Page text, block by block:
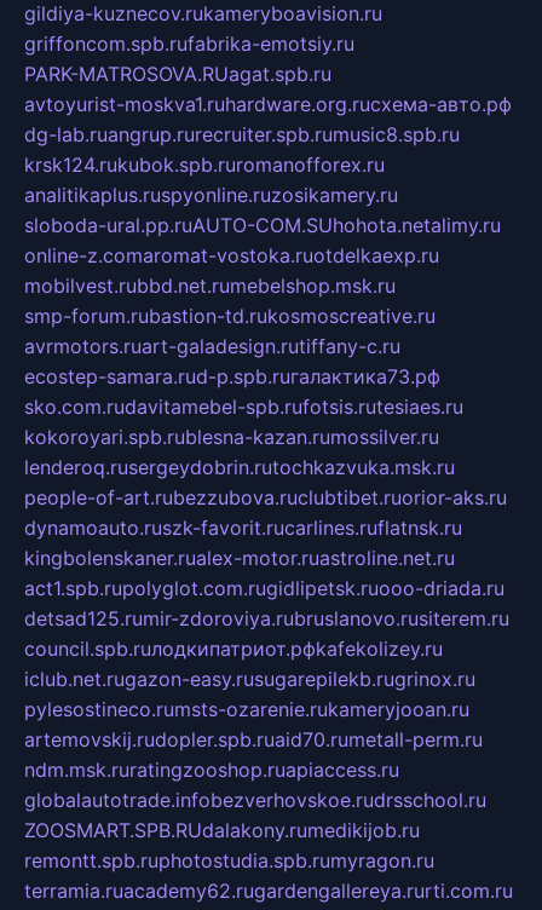
gildiya-kuznecov.rukameryboavision.ru
griffoncom.spb.rufabrika-emotsiy.ru
PARK-MATROSOVA.RUagat.spb.ru
avtoyurist-moskva1.ruhardware.org.ruсхема-авто.рф
dg-lab.ruangrup.rurecruiter.spb.rumusic8.spb.ru
krsk124.rukubok.spb.ruromanofforex.ru
analitikaplus.ruspyonline.ruzosikamery.ru
sloboda-ural.pp.ruAUTO-COM.SUhohota.netalimy.ru
online-z.comaromat-vostoka.ruotdelkaexp.ru
mobilvest.rubbd.net.rumebelshop.msk.ru
smp-forum.rubastion-td.rukosmoscreative.ru
avrmotors.ruart-galadesign.rutiffany-c.ru
ecostep-samara.rud-p.spb.ruгалактика73.рф
sko.com.rudavitamebel-spb.rufotsis.rutesiaes.ru
kokoroyari.spb.rublesna-kazan.rumossilver.ru
lenderoq.rusergeydobrin.rutochkazvuka.msk.ru
people-of-art.rubezzubova.ruclubtibet.ruorior-aks.ru
dynamoauto.ruszk-favorit.rucarlines.ruflatnsk.ru
kingbolenskaner.rualex-motor.ruastroline.net.ru
act1.spb.rupolyglot.com.rugidlipetsk.ruooo-driada.ru
detsad125.rumir-zdoroviya.rubruslanovo.rusiterem.ru
council.spb.ruлодкипатриот.рфkafekolizey.ru
iclub.net.rugazon-easy.rusugarepilekb.rugrinox.ru
pylesostineco.rumsts-ozarenie.rukameryjooan.ru
artemovskij.rudopler.spb.ruaid70.rumetall-perm.ru
ndm.msk.ruratingzooshop.ruapiaccess.ru
globalautotrade.infobezverhovskoe.rudrsschool.ru
ZOOSMART.SPB.RUdalakony.rumedikijob.ru
remontt.spb.ruphotostudia.spb.rumyragon.ru
terramia.ruacademy62.rugardengallereya.rurti.com.ru